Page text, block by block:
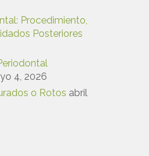
Procedimiento,
Posteriores
4, 2026
o Rotos abril